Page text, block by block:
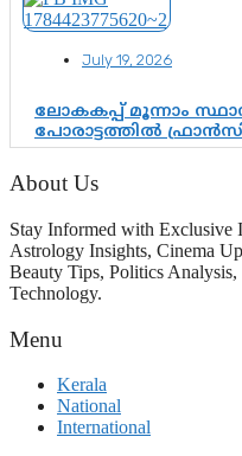
ഫണ്ട് വിനിയോഗം
പരിശോധിക്കുമോ?
ഘടകത്തോട് അതൃപ്തി
July 19, 2026
ലോകകപ്പ് മൂന്നാം
പോരാട്ടത്തിൽ
തിരിച്ചുവരവ്;
മെസ്സിയെ മറികടന്ന്
About Us
Stay Informed with Exclusive
Astrology Insights, Cinema
Beauty Tips, Politics
Technology.
Menu
Kerala
National
International